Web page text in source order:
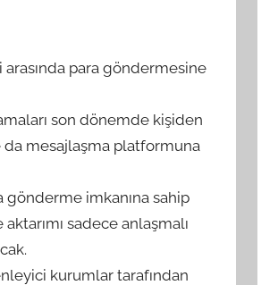
arasında para göndermesine
son dönemde kişiden
da mesajlaşma platformuna
gönderme imkanına sahip
sadece anlaşmalı
kurumlar tarafından